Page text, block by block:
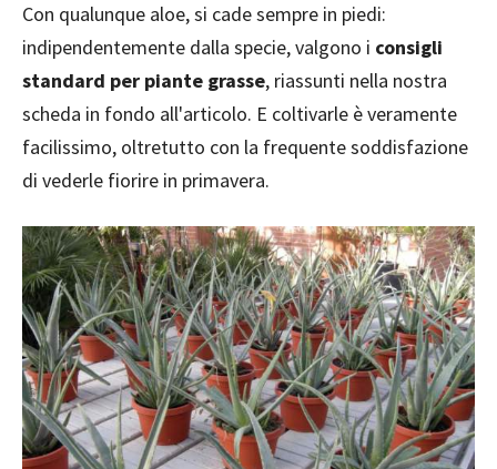
Con qualunque aloe, si cade sempre in piedi:
indipendentemente dalla specie, valgono i consigli
standard per piante grasse, riassunti nella nostra
scheda in fondo all'articolo. E coltivarle è veramente
facilissimo, oltretutto con la frequente soddisfazione
di vederle fiorire in primavera.